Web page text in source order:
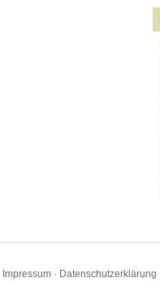
Impressum · Datenschutzerklärung